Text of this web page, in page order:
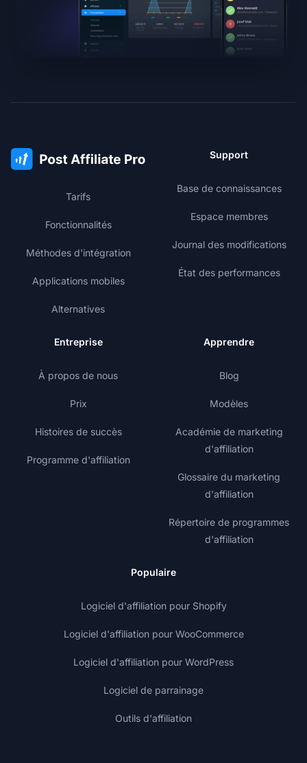
Tarifs
Fonctionnalités
Méthodes d'intégration
Applications mobiles
Alternatives
Support
Base de connaissances
Espace membres
Journal des modifications
État des performances
Entreprise
À propos de nous
Prix
Histoires de succès
Programme d'affiliation
Apprendre
Blog
Modèles
Académie de marketing
d'affiliation
Glossaire du marketing
d'affiliation
Répertoire de programmes
d'affiliation
Populaire
Logiciel d'affiliation pour Shopify
Logiciel d'affiliation pour WooCommerce
Logiciel d'affiliation pour WordPress
Logiciel de parrainage
Outils d'affiliation